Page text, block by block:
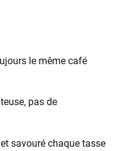
le même café
pas de
savouré chaque tasse